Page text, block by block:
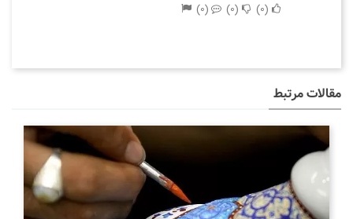
0
0
0
مقالات مرتبط